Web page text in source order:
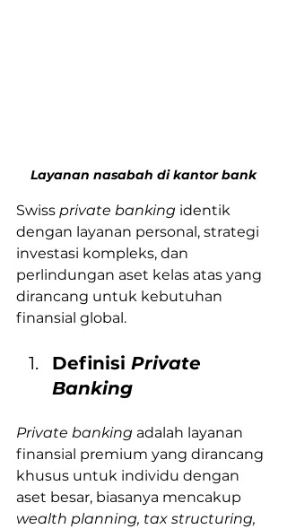
Layanan nasabah di kantor bank
Swiss private banking identik
dengan layanan personal, strategi
investasi kompleks, dan
perlindungan aset kelas atas yang
dirancang untuk kebutuhan
finansial global.
Definisi Private
Banking
Private banking adalah layanan
finansial premium yang dirancang
khusus untuk individu dengan
aset besar, biasanya mencakup
wealth planning, tax structuring,